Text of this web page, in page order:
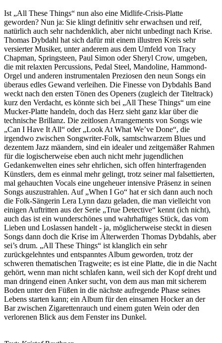
Ist „All These Things“ nun also eine Midlife-Crisis-Platte
geworden? Nun ja: Sie klingt definitiv sehr erwachsen und reif,
natürlich auch sehr nachdenklich, aber nicht unbedingt nach Krise.
Thomas Dybdahl hat sich dafür mit einem illustren Kreis sehr
versierter Musiker, unter anderem aus dem Umfeld von Tracy
Chapman, Springsteen, Paul Simon oder Sheryl Crow, umgeben,
die mit relaxten Percussions, Pedal Steel, Mandoline, Hammond-
Orgel und anderen instrumentalen Preziosen den neun Songs ein
überaus edles Gewand verleihen. Die Finesse von Dybdahls Band
weckt nach den ersten Tönen des Openers (zugleich der Titeltrack)
kurz den Verdacht, es könnte sich bei „All These Things“ um eine
Mucker-Platte handeln, doch das Herz sieht ganz klar über die
technische Brillanz. Die zeitlosen Arrangements von Songs wie
„Can I Have It All“ oder „Look At What We’ve Done“, die
irgendwo zwischen Songwriter-Folk, samtschwarzem Blues und
dezentem Jazz mäandern, sind ein idealer und zeitgemäßer Rahmen
für die logischerweise eben auch nicht mehr jugendlichen
Gedankenwelten eines sehr ehrlichen, sich offen hinterfragenden
Künstlers, dem es einmal mehr gelingt, trotz seiner mal falsettierten,
mal gehauchten Vocals eine ungeheuer intensive Präsenz in seinen
Songs auszustrahlen. Auf „When I Go“ hat er sich dann auch noch
die Folk-Sängerin Lera Lynn dazu geladen, die man vielleicht von
einigen Auftritten aus der Serie „True Detective“ kennt (ich nicht),
auch das ist ein wunderschönes und wahrhaftiges Stück, das vom
Lieben und Loslassen handelt - ja, möglicherweise steckt in diesen
Songs dann doch die Krise im Älterwerden Thomas Dybdahls, aber
sei’s drum. „All These Things“ ist klanglich ein sehr
zurückgelehntes und entspanntes Album geworden, trotz der
schweren thematischen Tragweite; es ist eine Platte, die in die Nacht
gehört, wenn man nicht schlafen kann, weil sich der Kopf dreht und
man dringend einen Anker sucht, von dem aus man mit sicherem
Boden unter den Füßen in die nächste aufregende Phase seines
Lebens starten kann; ein Album für den einsamen Hocker an der
Bar zwischen Zigarettenrauch und einem guten Wein oder den
verlorenen Blick aus dem Fenster ins Dunkel.